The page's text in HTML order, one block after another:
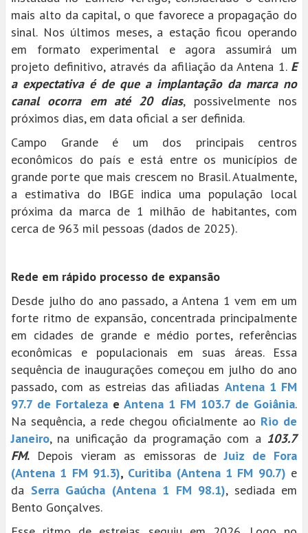
mais alto da capital, o que favorece a propagação do
sinal. Nos últimos meses, a estação ficou operando
em formato experimental e agora assumirá um
projeto definitivo, através da afiliação da Antena 1. E
a expectativa é de que a implantação da marca no
canal ocorra em até 20 dias, possivelmente nos
próximos dias, em data oficial a ser definida.
Campo Grande é um dos principais centros
econômicos do país e está entre os municípios de
grande porte que mais crescem no Brasil. Atualmente,
a estimativa do IBGE indica uma população local
próxima da marca de 1 milhão de habitantes, com
cerca de 963 mil pessoas (dados de 2025).
Rede em rápido processo de expansão
Desde julho do ano passado, a Antena 1 vem em um
forte ritmo de expansão, concentrada principalmente
em cidades de grande e médio portes, referências
econômicas e populacionais em suas áreas. Essa
sequência de inaugurações começou em julho do ano
passado, com as estreias das afiliadas Antena 1 FM
97.7 de Fortaleza e Antena 1 FM 103.7 de Goiânia.
Na sequência, a rede chegou oficialmente ao Rio de
Janeiro, na unificação da programação com a 103.7
FM. Depois vieram as emissoras deJuiz de Fora
(Antena 1 FM 91.3), Curitiba (Antena 1 FM 90.7) e
da Serra Gaúcha (Antena 1 FM 98.1), sediada em
Bento Gonçalves.